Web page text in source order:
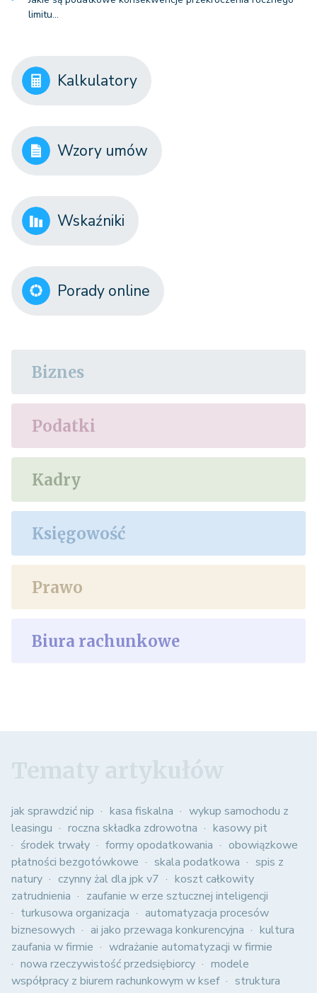
limitu…
Kalkulatory
Wzory umów
Wskaźniki
Porady online
Biznes
Podatki
Kadry
Księgowość
Prawo
Biura rachunkowe
jak sprawdzić nip kasa fiskalna
wykup samochodu z
leasingu
roczna składka zdrowotna
kasowy pit
środek trwały
formy opodatkowania
obowiązkowe
płatności bezgotówkowe
skala podatkowa
spis z
natury
czynny żal dla jpk v7
koszt całkowity
zatrudnienia
zaufanie w erze sztucznej inteligencji
turkusowa organizacja
automatyzacja procesów
biznesowych
ai jako przewaga konkurencyjna
kultura
zaufania w firmie
wdrażanie automatyzacji w firmie
nowa rzeczywistość przedsiębiorcy
modele
współpracy z biurem rachunkowym w ksef
struktura